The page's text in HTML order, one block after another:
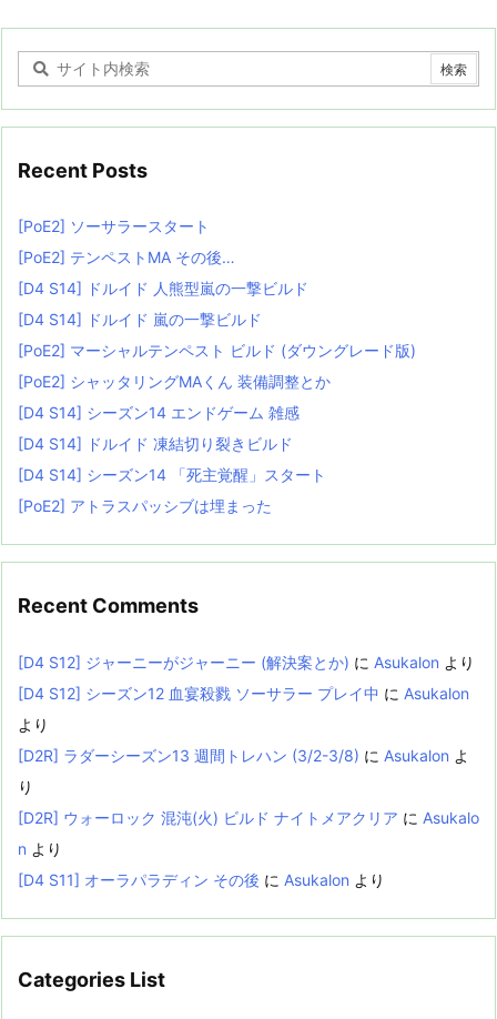
Recent Posts
[PoE2] ソーサラースタート
[PoE2] テンペストMA その後…
[D4 S14] ドルイド 人熊型嵐の一撃ビルド
[D4 S14] ドルイド 嵐の一撃ビルド
[PoE2] マーシャルテンペスト ビルド (ダウングレード版)
[PoE2] シャッタリングMAくん 装備調整とか
[D4 S14] シーズン14 エンドゲーム 雑感
[D4 S14] ドルイド 凍結切り裂きビルド
[D4 S14] シーズン14 「死主覚醒」スタート
[PoE2] アトラスパッシブは埋まった
Recent Comments
[D4 S12] ジャーニーがジャーニー (解決案とか) に Asukalon より
[D4 S12] シーズン12 血宴殺戮 ソーサラー プレイ中 に Asukalon
より
[D2R] ラダーシーズン13 週間トレハン (3/2-3/8) に Asukalon よ
り
[D2R] ウォーロック 混沌(火) ビルド ナイトメアクリア に Asukalo
n より
[D4 S11] オーラパラディン その後 に Asukalon より
Categories List